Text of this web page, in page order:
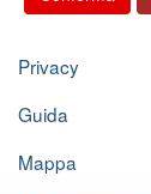
Privacy
Guida
Mappa